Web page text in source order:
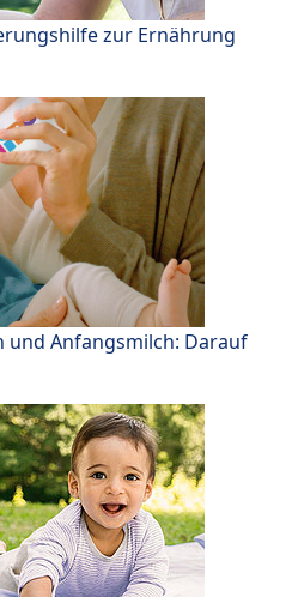
zur Ernährung
und Anfangsmilch: Darauf